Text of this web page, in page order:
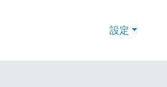
設定